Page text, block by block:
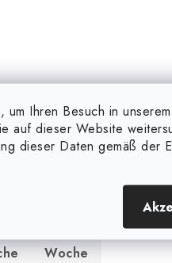
Ihren Besuch in
auf dieser Website
dieser Daten gemäß der
Woche